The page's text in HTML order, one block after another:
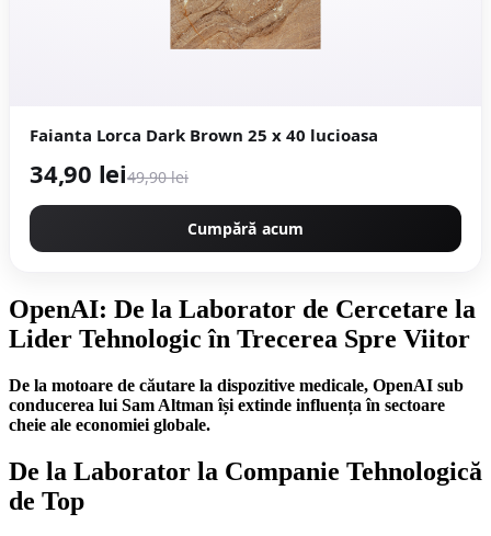
Faianta Lorca Dark Brown 25 x 40 lucioasa
34,90 lei49,90 lei
Cumpără acum
OpenAI: De la Laborator de Cercetare la
Lider Tehnologic în Trecerea Spre Viitor
De la motoare de căutare la dispozitive medicale, OpenAI sub
conducerea lui Sam Altman își extinde influența în sectoare
cheie ale economiei globale.
De la Laborator la Companie Tehnologică
de Top